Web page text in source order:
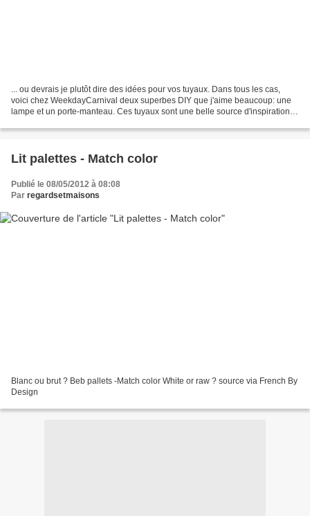
... ou devrais je plutôt dire des idées pour vos tuyaux. Dans tous les cas,
voici chez WeekdayCarnival deux superbes DIY que j'aime beaucoup: une
lampe et un porte-manteau. Ces tuyaux sont une belle source d'inspiration
Lit palettes - Match color
Publié le 08/05/2012 à 08:08
Par regardsetmaisons
Blanc ou brut ? Beb pallets -Match color White or raw ? source via French By
Design